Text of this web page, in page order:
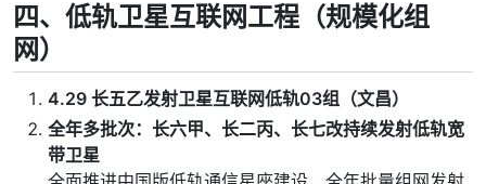
四、低轨卫星互联网工程（规模化组
网）
4.29 长五乙发射卫星互联网低轨03组（文昌）
全年多批次：长六甲、长二丙、长七改持续发射低轨宽
带卫星